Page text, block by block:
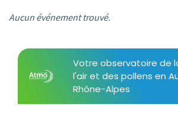
Aucun événement trouvé.